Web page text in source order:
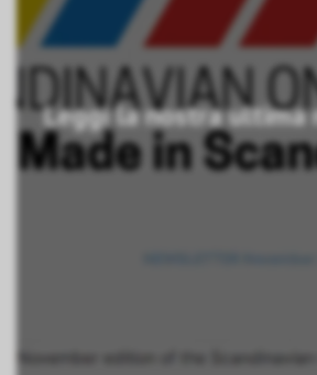
Leggi la nostra